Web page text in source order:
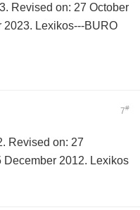
Revised on: 27 October
2023. Lexikos---BURO
7#
Revised on: 27
December 2012. Lexikos